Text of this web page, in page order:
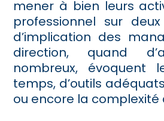
mener à bien leurs
professionnel sur
d’implication des
direction, quand
nombreux, évoquent
temps, d’outils
ou encore la complexité